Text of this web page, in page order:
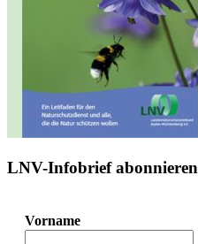
LNV-Infobrief abonnieren
Vorname